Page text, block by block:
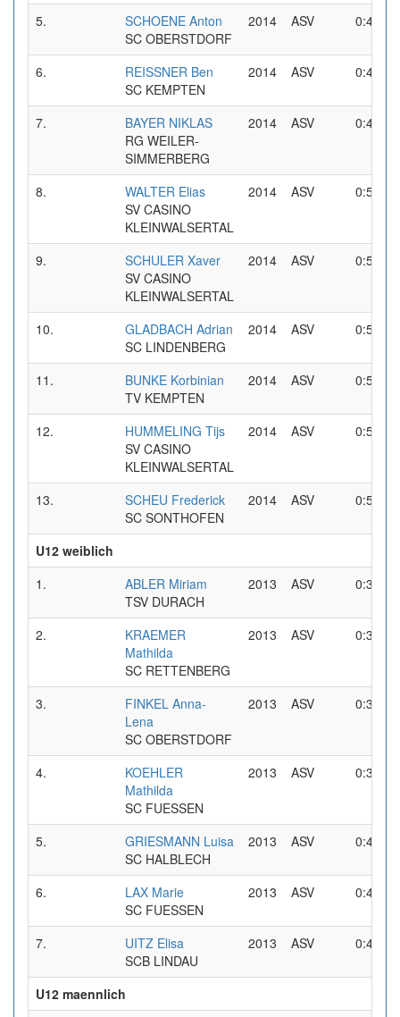
5.
SCHOENE Anton
SC OBERSTDORF
2014 ASV 0:47,25
6.
REISSNER Ben
SC KEMPTEN
2014 ASV 0:47,52
7.
BAYER NIKLAS
RG WEILER-
SIMMERBERG
2014 ASV 0:49,30
8.
WALTER Elias
SV CASINO
KLEINWALSERTAL
2014 ASV 0:50,81
9.
SCHULER Xaver
SV CASINO
KLEINWALSERTAL
2014 ASV 0:51,79
10.
GLADBACH Adrian
SC LINDENBERG
2014 ASV 0:52,08
11.
BUNKE Korbinian
TV KEMPTEN
2014 ASV 0:52,17
12.
HUMMELING Tijs
SV CASINO
KLEINWALSERTAL
2014 ASV 0:53,44
13.
SCHEU Frederick
SC SONTHOFEN
2014 ASV 0:57,21
U12 weiblich
1.
ABLER Miriam
TSV DURACH
2013 ASV 0:37,90
2.
KRAEMER
Mathilda
SC RETTENBERG
2013 ASV 0:38,00
3.
FINKEL Anna-
Lena
SC OBERSTDORF
2013 ASV 0:39,30
4.
KOEHLER
Mathilda
SC FUESSEN
2013 ASV 0:39,33
5.
GRIESMANN Luisa
SC HALBLECH
2013 ASV 0:40,03
6.
LAX Marie
SC FUESSEN
2013 ASV 0:40,93
7.
UITZ Elisa
SCB LINDAU
2013 ASV 0:48,05
U12 maennlich